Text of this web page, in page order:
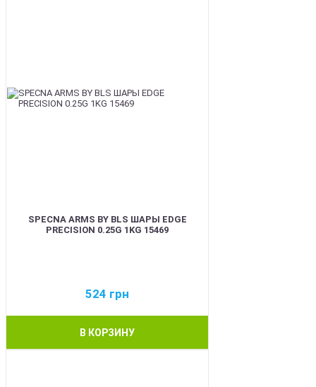
SPECNA ARMS BY BLS ШАРЫ EDGE
PRECISION 0.25G 1KG 15469
524 грн
В КОРЗИНУ